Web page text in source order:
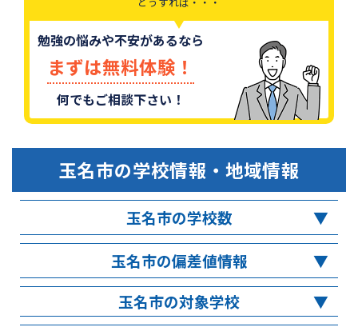
勉強の悩みや不安があるなら
まずは無料体験！
何でもご相談下さい！
玉名市の学校情報・地域情報
玉名市の学校数
玉名市の偏差値情報
玉名市の対象学校